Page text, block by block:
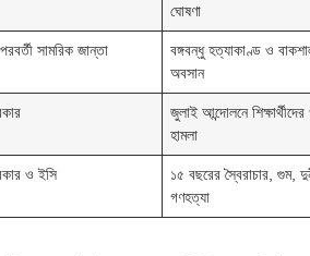
ঘোষণা
সামরিক জান্তা
বঙ্গবন্ধু হত্যাকাণ্ড ও
অবসান
জুলাই আন্দোলনে
হামলা
ও ইসি
১৫ বছরের স্বৈরাচার, গুম,
গণহত্যা